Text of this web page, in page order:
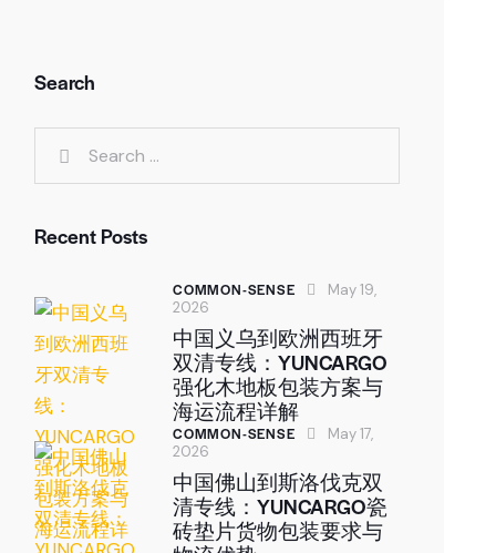
Search
Recent Posts
COMMON-SENSE
May 19,
2026
中国义乌到欧洲西班牙
双清专线：YUNCARGO
强化木地板包装方案与
海运流程详解
COMMON-SENSE
May 17,
2026
中国佛山到斯洛伐克双
清专线：YUNCARGO瓷
砖垫片货物包装要求与